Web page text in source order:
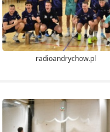
radioandrychow.pl